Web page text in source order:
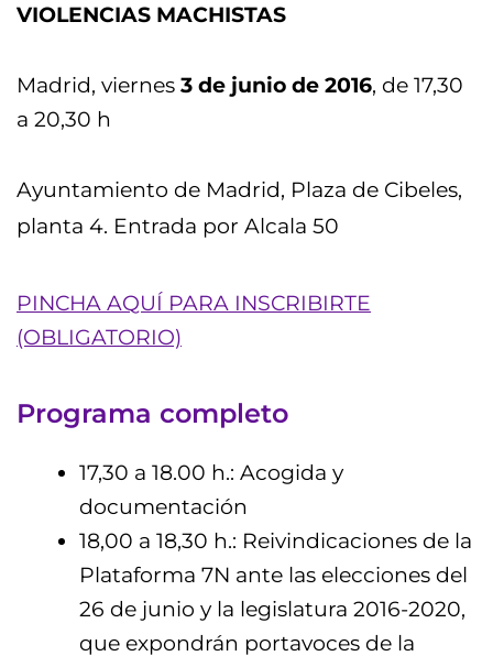
VIOLENCIAS MACHISTAS
Madrid, viernes 3 de junio de 2016, de 17,30
a 20,30 h
Ayuntamiento de Madrid, Plaza de Cibeles,
planta 4. Entrada por Alcala 50
PINCHA AQUÍ PARA INSCRIBIRTE
(OBLIGATORIO)
Programa completo
17,30 a 18.00 h.: Acogida y
documentación
18,00 a 18,30 h.: Reivindicaciones de la
Plataforma 7N ante las elecciones del
26 de junio y la legislatura 2016-2020,
que expondrán portavoces de la